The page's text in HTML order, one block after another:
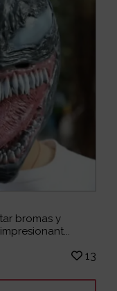
bromas y
13